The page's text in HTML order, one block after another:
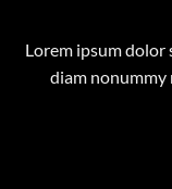
Lorem ipsum dolor
diam